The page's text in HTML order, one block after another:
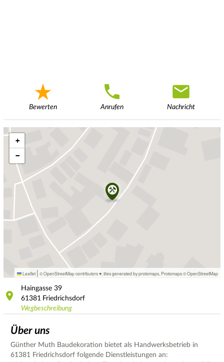
Bewerten Anrufen Nachricht
+
−
Leaflet | © OpenStreetMap contributors ♥, tiles generated by protomaps Protomaps©OpenStreetMap
Haingasse 39
61381
Friedrichsdorf
Wegbeschreibung
Über uns
Günther Muth Baudekoration bietet als Handwerksbetrieb in
61381 Friedrichsdorf folgende Dienstleistungen an: